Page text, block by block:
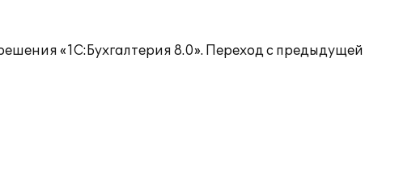
«1С:Бухгалтерия 8.0». Переход с предыдущей